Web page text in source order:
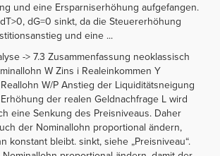
und eine Ersparniserhöhung aufgefangen.
dG=0 sinkt, da die Steuererhöhung
und eine ...
-> 7.3 Zusammenfassung neoklassisch
W Zins i Realeinkommen Y
W/P Anstieg der Liquiditätsneigung
der realen Geldnachfrage L wird
eine Senkung des Preisniveaus. Daher
der Nominallohn proportional ändern,
konstant bleibt. sinkt, siehe „Preisniveau“.